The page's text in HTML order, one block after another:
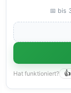
📅 bis
Hat funktioniert? 👍